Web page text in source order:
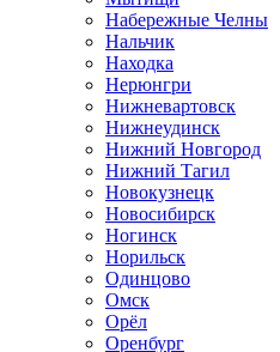
Набережные Челны
Нальчик
Находка
Нерюнгри
Нижневартовск
Нижнеудинск
Нижний Новгород
Нижний Тагил
Новокузнецк
Новосибирск
Ногинск
Норильск
Одинцово
Омск
Орёл
Оренбург